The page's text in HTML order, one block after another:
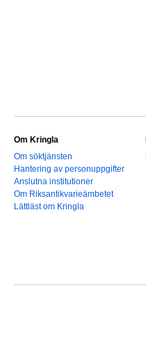
Om Kringla
Om söktjänsten
Hantering av personuppgifter
Anslutna institutioner
Om Riksantikvarieämbetet
Lättläst om Kringla